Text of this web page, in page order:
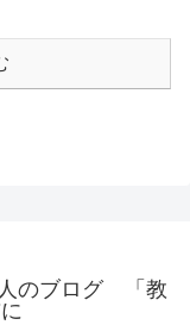
のブログ 「教